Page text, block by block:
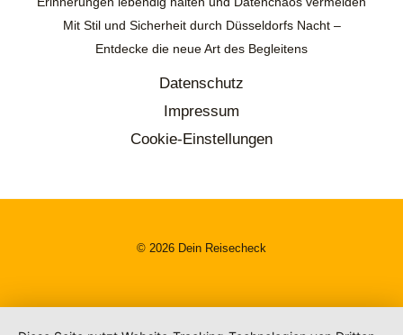
Mit Stil und Sicherheit durch Düsseldorfs Nacht –
Entdecke die neue Art des Begleitens
Datenschutz
Impressum
Cookie-Einstellungen
© 2026 Dein Reisecheck